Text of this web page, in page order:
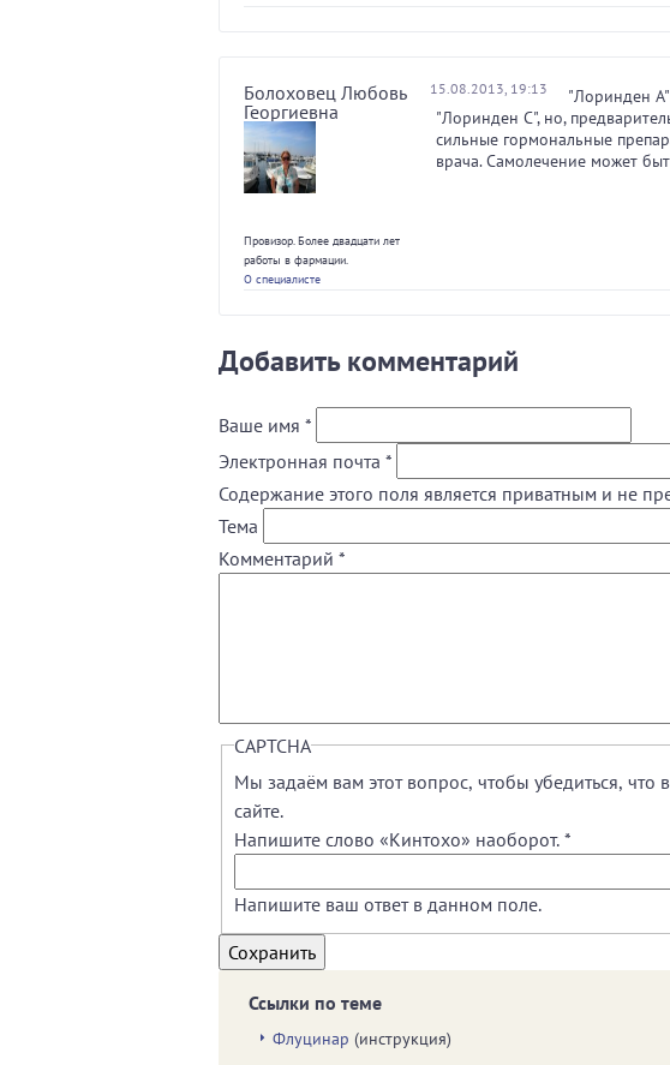
Болоховец Любовь
Георгиевна
Провизор. Более двадцати лет
работы в фармации.
О специалисте
15.08.2013, 19:13
"Лоринден
"Лоринден С", но,
сильные гормональные
врача. Самолечение может
Добавить комментарий
Ваше имя *
Электронная почта *
Содержание этого поля является приватным и не
Тема
Комментарий *
CAPTCHA
Мы задаём вам этот вопрос, чтобы убедиться, что
сайте.
Напишите слово «Кинтохо» наоборот. *
Напишите ваш ответ в данном поле.
Ссылки по теме
Флуцинар (инструкция)